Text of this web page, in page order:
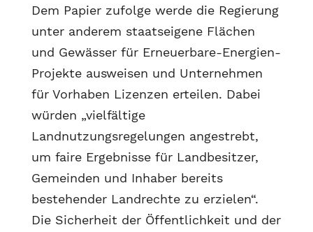
Dem Papier zufolge werde die Regierung
unter anderem staatseigene Flächen
und Gewässer für Erneuerbare-Energien-
Projekte ausweisen und Unternehmen
für Vorhaben Lizenzen erteilen. Dabei
würden „vielfältige
Landnutzungsregelungen angestrebt,
um faire Ergebnisse für Landbesitzer,
Gemeinden und Inhaber bereits
bestehender Landrechte zu erzielen“.
Die Sicherheit der Öffentlichkeit und der